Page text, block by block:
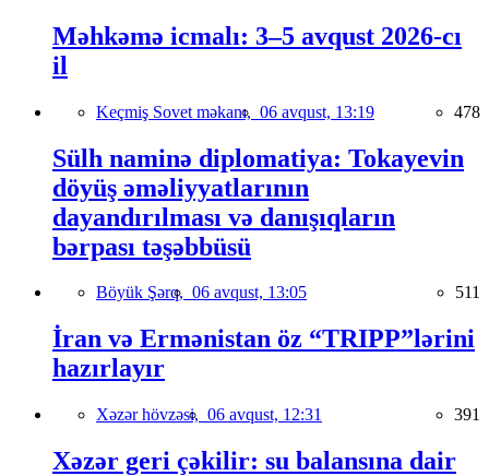
Məhkəmə icmalı: 3–5 avqust 2026-cı
il
Keçmiş Sovet məkanı, 06 avqust, 13:19 478
Sülh naminə diplomatiya: Tokayevin
döyüş əməliyyatlarının
dayandırılması və danışıqların
bərpası təşəbbüsü
Böyük Şərq, 06 avqust, 13:05 511
İran və Ermənistan öz “TRIPP”lərini
hazırlayır
Xəzər hövzəsi, 06 avqust, 12:31 391
Xəzər geri çəkilir: su balansına dair